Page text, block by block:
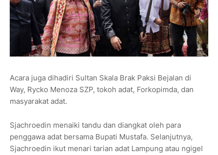
Acara juga dihadiri Sultan Skala Brak Paksi Bejalan di
Way, Rycko Menoza SZP, tokoh adat, Forkopimda, dan
masyarakat adat.
Sjachroedin menaiki tandu dan diangkat oleh para
penggawa adat bersama Bupati Mustafa. Selanjutnya,
Sjachroedin ikut menari tarian adat Lampung atau ngigel